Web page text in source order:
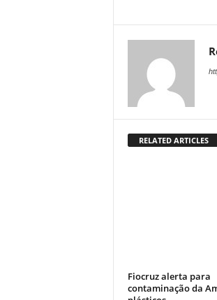
RELATED ARTICLES
Fiocruz alerta para
contaminação da